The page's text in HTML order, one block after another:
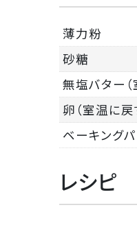
薄力粉
砂糖
無塩バター（
卵（室温に戻
ベーキング
レシピ